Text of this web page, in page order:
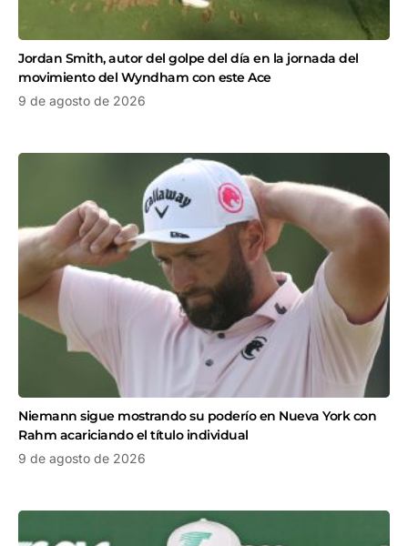
Jordan Smith, autor del golpe del día en la jornada del
movimiento del Wyndham con este Ace
9 de agosto de 2026
Niemann sigue mostrando su poderío en Nueva York con
Rahm acariciando el título individual
9 de agosto de 2026